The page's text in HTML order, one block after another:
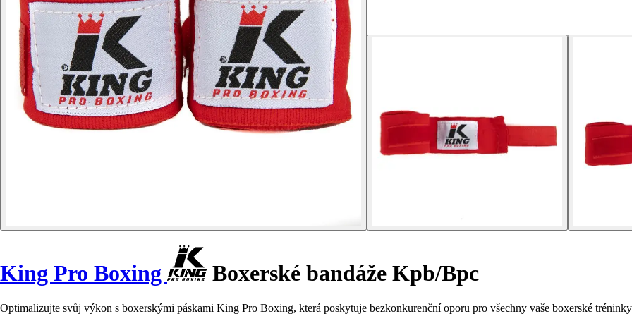
King Pro Boxing Boxerské bandáže Kpb/Bpc
Optimalizujte svůj výkon s boxerskými páskami King Pro Boxing, která poskytuje bezkonkurenční oporu pro všechny vaše boxerské